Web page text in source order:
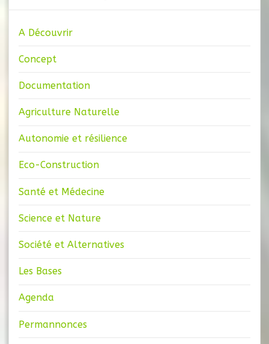
A Découvrir
Concept
Documentation
Agriculture Naturelle
Autonomie et résilience
Eco-Construction
Santé et Médecine
Science et Nature
Société et Alternatives
Les Bases
Agenda
Permannonces